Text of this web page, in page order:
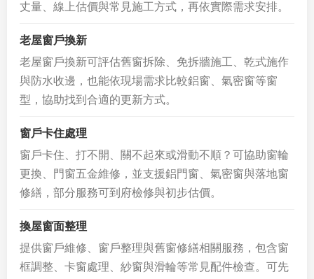
丈量、線上估價與常見施工方式，再依實際需求安排。
老屋窗戶換新
老屋窗戶換新可評估舊窗拆除、免拆牆施工、乾式施作
與防水收邊，也能依現場需求比較鋁窗、氣密窗等窗
型，協助找到合適的更新方式。
窗戶卡住處理
窗戶卡住、打不開、關不起來或滑動不順？可協助窗輪
更換、門窗五金維修，並支援鋁門窗、氣密窗與落地窗
修繕，部分服務可到府檢修與初步估價。
換屋窗面整理
提供窗戶維修、窗戶整理與舊窗修繕相關服務，包含窗
框調整、卡窗處理、紗窗與滑輪等常見配件檢查。可先